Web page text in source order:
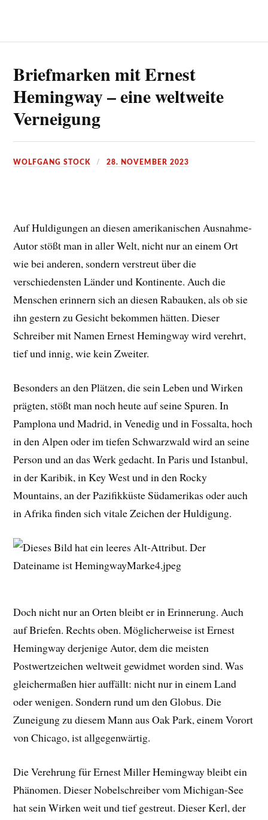
Briefmarken mit Ernest
Hemingway – eine weltweite
Verneigung
WOLFGANG STOCK 28. NOVEMBER 2023
Auf Huldigungen an diesen amerikanischen Ausnahme-
Autor stößt man in aller Welt, nicht nur an einem Ort
wie bei anderen, sondern verstreut über die
verschiedensten Länder und Kontinente. Auch die
Menschen erinnern sich an diesen Rabauken, als ob sie
ihn gestern zu Gesicht bekommen hätten. Dieser
Schreiber mit Namen Ernest Hemingway wird verehrt,
tief und innig, wie kein Zweiter.
Besonders an den Plätzen, die sein Leben und Wirken
prägten, stößt man noch heute auf seine Spuren. In
Pamplona und Madrid, in Venedig und in Fossalta, hoch
in den Alpen oder im tiefen Schwarzwald wird an seine
Person und an das Werk gedacht. In Paris und Istanbul,
in der Karibik, in Key West und in den Rocky
Mountains, an der Pazifikküste Südamerikas oder auch
in Afrika finden sich vitale Zeichen der Huldigung.
Doch nicht nur an Orten bleibt er in Erinnerung. Auch
auf Briefen. Rechts oben. Möglicherweise ist Ernest
Hemingway derjenige Autor, dem die meisten
Postwertzeichen weltweit gewidmet worden sind. Was
gleichermaßen hier auffällt: nicht nur in einem Land
oder wenigen. Sondern rund um den Globus. Die
Zuneigung zu diesem Mann aus Oak Park, einem Vorort
von Chicago, ist allgegenwärtig.
Die Verehrung für Ernest Miller Hemingway bleibt ein
Phänomen. Dieser Nobelschreiber vom Michigan-See
hat sein Wirken weit und tief gestreut. Dieser Kerl, der